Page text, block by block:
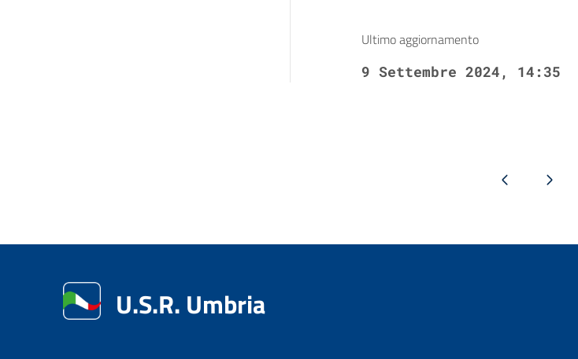
Ultimo aggiornamento
9 Settembre 2024, 14:35
Pagina precedentePagina successiva
U.S.R. Umbria